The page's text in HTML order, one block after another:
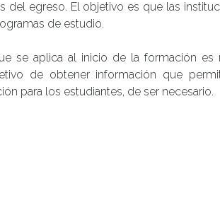
del egreso. El objetivo es que las
de estudio.
se aplica al inicio de la formación es
de obtener información que
para los estudiantes, de ser necesario.